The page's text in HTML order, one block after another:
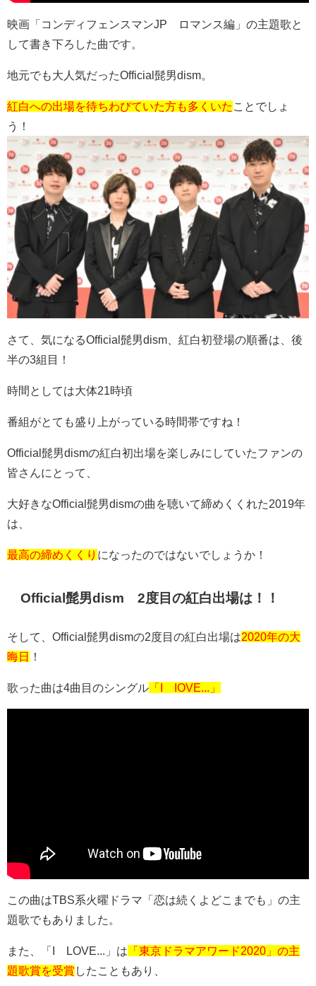
映画「コンディフェンスマンJP ロマンス編」の主題歌と
して書き下ろした曲です。
地元でも大人気だったOfficial髭男dism。
紅白への出場を待ちわびていた方も多くいた ことでしょ
う！
さて、気になるOfficial髭男dism、紅白初登場の順番は、後
半の3組目！
時間としては大体21時頃
番組がとても盛り上がっている時間帯ですね！
Official髭男dismの紅白初出場を楽しみにしていたファンの
皆さんにとって、
大好きなOfficial髭男dismの曲を聴いて締めくくれた2019年
は、
最高の締めくくり になったのではないでしょうか！
Official髭男dism 2度目の紅白出場は！！
そして、Official髭男dismの2度目の紅白出場は2020年の大
晦日
！
歌った曲は4曲目のシングル 「I IOVE...」
この曲はTBS系火曜ドラマ「恋は続くよどこまでも」の主
題歌でもありました。
また、「I LOVE...」は 「東京ドラマアワード2020」の主
題歌賞を受賞 したこともあり、